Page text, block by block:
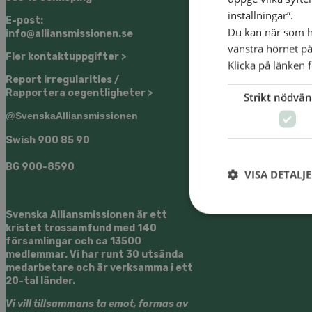
E-post:
info@alliansmissionen.se
Fler kontaktuppgifter >
Report irregularities /
Rapportera oegentligheter >
@SvenskaAlliansmissionen
Swish 900 85 90
BG 900-8590
Svenska Alliansmissionen är ett
kristet trossamfund med 140
församlingar och ca 13500
medlemmar. Vi har runt 30 utsända
medarbetare och är verksamma i ett
20-tal länder.
Vi vill tillsammans ta emot, formas av
inställningar”.
Du kan när som
vänstra hörnet
Klicka på länken
Strikt
VISA